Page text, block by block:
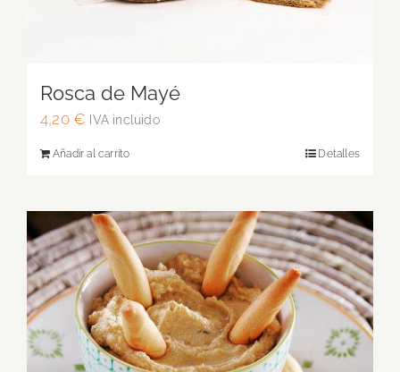
Rosca de Mayé
4,20 € IVA incluido
Añadir al carrito Detalles